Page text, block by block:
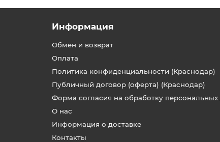
Информация
Обмен и возврат
Оплата
Политика конфиденциальности (Краснодар)
Публичный договор (оферта) (Краснодар)
Форма согласия на обработку
О нас
Информация о доставке
Контакты